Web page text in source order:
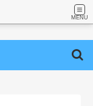
MENU